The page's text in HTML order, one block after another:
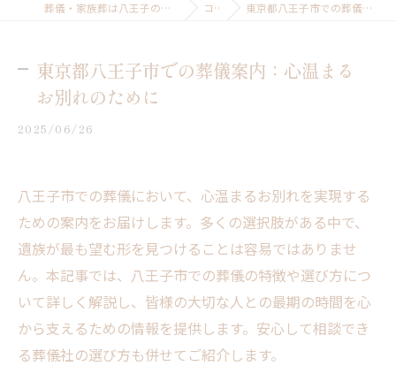
葬儀・家族葬は八王子のセレモニープランニング東花堂 コラム 東京都八王子市での葬儀案内：心温まるお別れのために
東京都八王子市での葬儀案内：心温まる
お別れのために
2025/06/26
八王子市での葬儀において、心温まるお別れを実現する
ための案内をお届けします。多くの選択肢がある中で、
遺族が最も望む形を見つけることは容易ではありませ
ん。本記事では、八王子市での葬儀の特徴や選び方につ
いて詳しく解説し、皆様の大切な人との最期の時間を心
から支えるための情報を提供します。安心して相談でき
る葬儀社の選び方も併せてご紹介します。